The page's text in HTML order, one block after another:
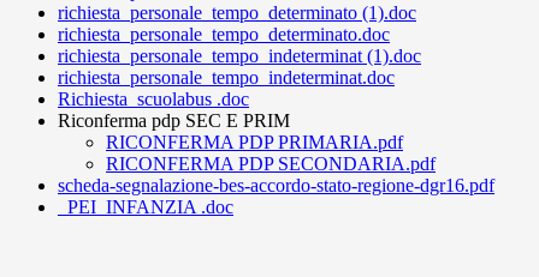
richiesta_personale_tempo_determinato (1).doc
richiesta_personale_tempo_determinato.doc
richiesta_personale_tempo_indeterminat (1).doc
richiesta_personale_tempo_indeterminat.doc
Richiesta_scuolabus .doc
Riconferma pdp SEC E PRIM
RICONFERMA PDP PRIMARIA.pdf
RICONFERMA PDP SECONDARIA.pdf
scheda-segnalazione-bes-accordo-stato-regione-dgr16.pdf
_PEI_INFANZIA .doc